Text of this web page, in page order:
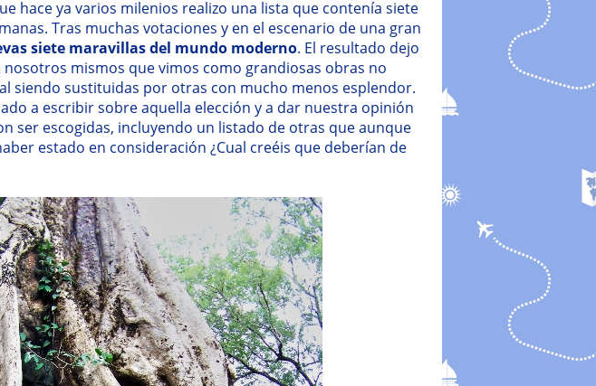
hace ya varios milenios realizo una lista que contenía siete
Tras muchas votaciones y en el escenario de una gran
siete maravillas del mundo moderno. El resultado dejo
mismos que vimos como grandiosas obras no
siendo sustituidas por otras con mucho menos esplendor.
a escribir sobre aquella elección y a dar nuestra opinión
ser escogidas, incluyendo un listado de otras que aunque
estado en consideración ¿Cual creéis que deberían de